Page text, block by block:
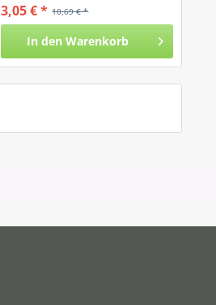
10,69 € *
3,05 € *
In den Warenkorb